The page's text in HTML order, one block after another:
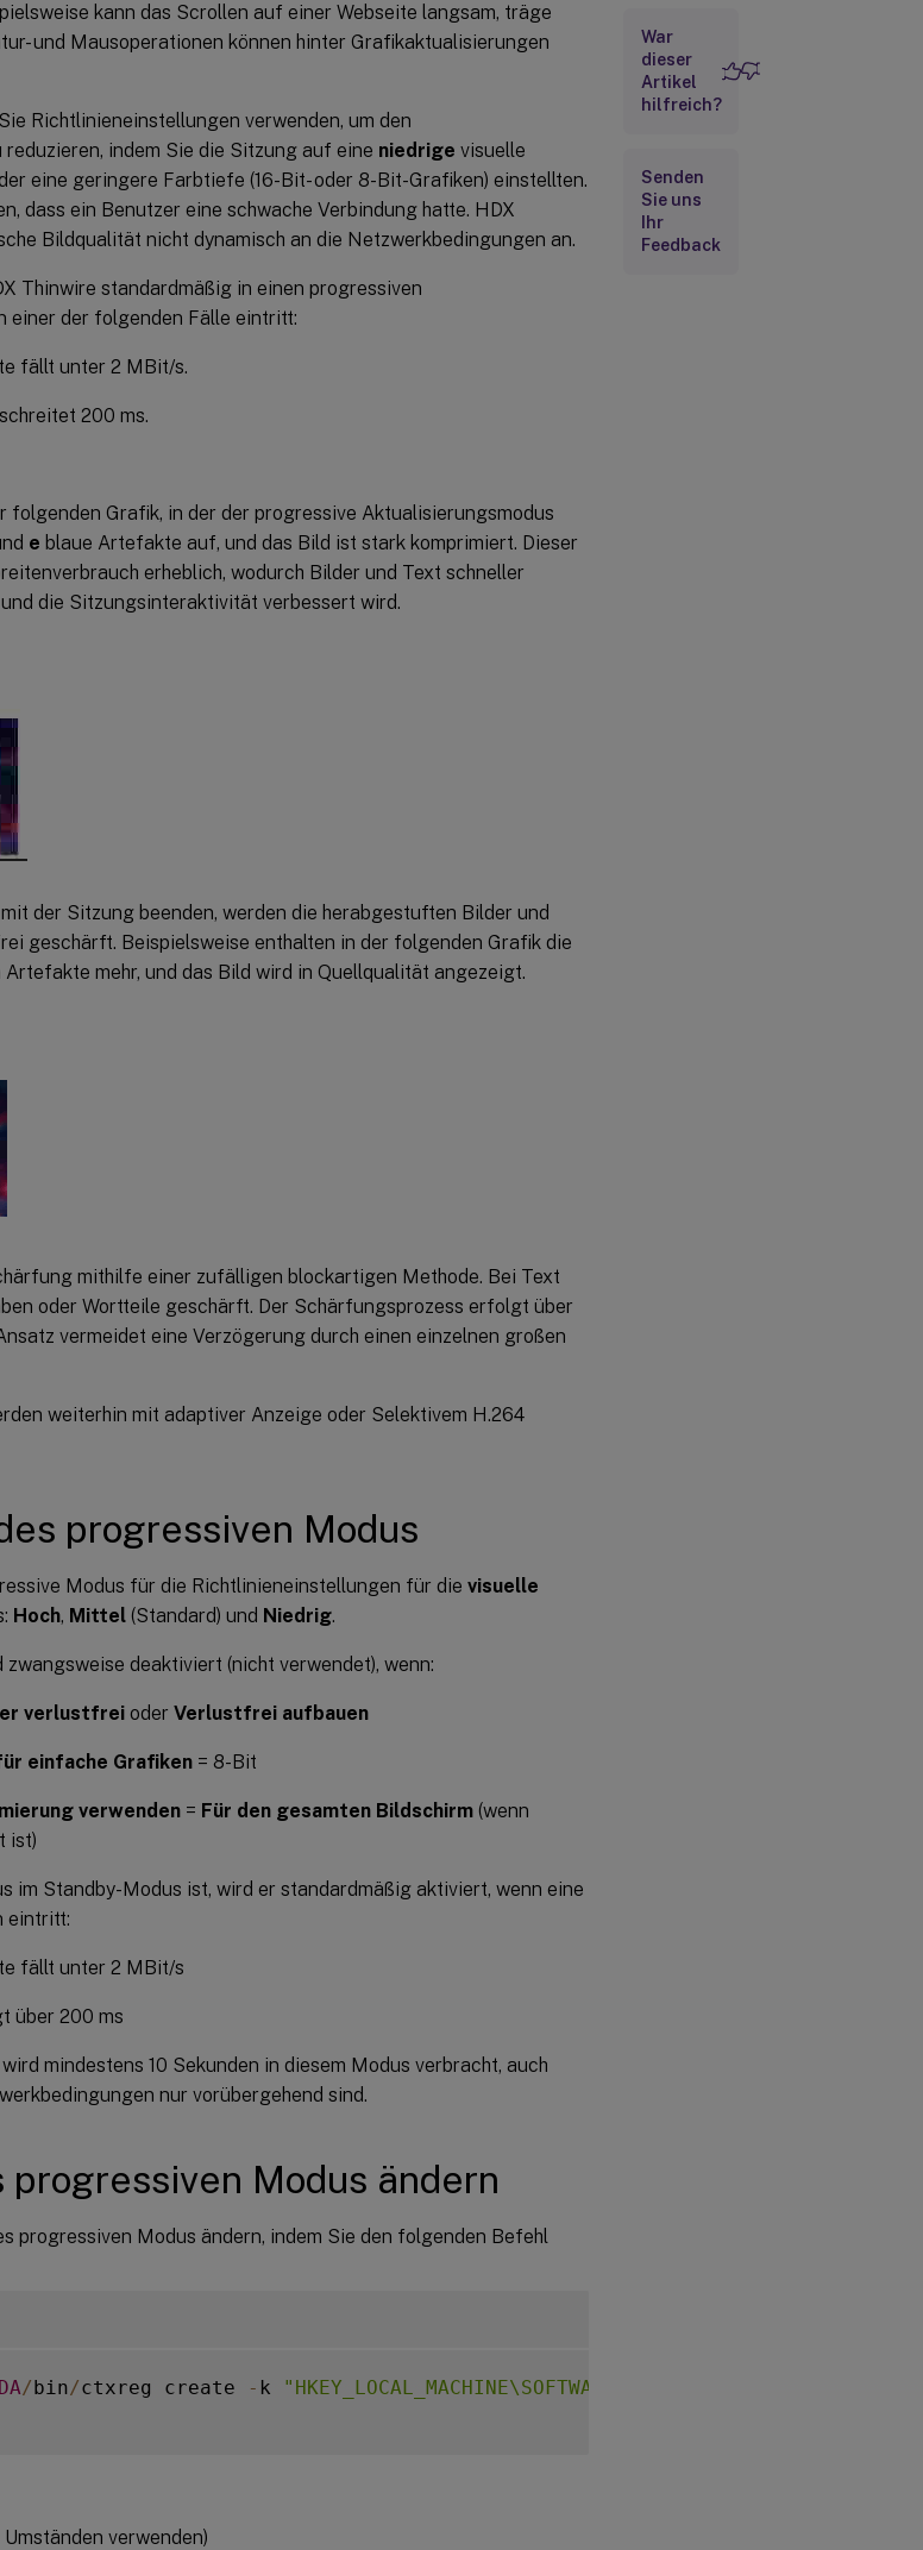
kann das Scrollen auf einer Webseite langsam, träge
und Mausoperationen können hinter Grafikaktualisierungen
Richtlinieneinstellungen verwenden, um den
indem Sie die Sitzung auf eine niedrige visuelle
eine geringere Farbtiefe (16-Bit- oder 8-Bit-Grafiken) einstellten.
dass ein Benutzer eine schwache Verbindung hatte. HDX
Bildqualität nicht dynamisch an die Netzwerkbedingungen an.
Thinwire standardmäßig in einen progressiven
einer der folgenden Fälle eintritt:
fällt unter 2 MBit/s.
200 ms.
folgenden Grafik, in der der progressive Aktualisierungsmodus
e blaue Artefakte auf, und das Bild ist stark komprimiert. Dieser
erheblich, wodurch Bilder und Text schneller
die Sitzungsinteraktivität verbessert wird.
der Sitzung beenden, werden die herabgestuften Bilder und
geschärft. Beispielsweise enthalten in der folgenden Grafik die
mehr, und das Bild wird in Quellqualität angezeigt.
mithilfe einer zufälligen blockartigen Methode. Bei Text
oder Wortteile geschärft. Der Schärfungsprozess erfolgt über
vermeidet eine Verzögerung durch einen einzelnen großen
weiterhin mit adaptiver Anzeige oder Selektivem H.264
progressiven Modus
Modus für die Richtlinieneinstellungen für die visuelle
Hoch, Mittel (Standard) und Niedrig.
deaktiviert (nicht verwendet), wenn:
verlustfrei oder Verlustfrei aufbauen
einfache Grafiken = 8-Bit
verwenden = Für den gesamten Bildschirm (wenn
ist)
im Standby-Modus ist, wird er standardmäßig aktiviert, wenn eine
eintritt:
fällt unter 2 MBit/s
über 200 ms
mindestens 10 Sekunden in diesem Modus verbracht, auch
nur vorübergehend sind.
Modus ändern
progressiven Modus ändern, indem Sie den folgenden Befehl
/bin/ctxreg create - k
verwenden)
War
dieser
Artikel
hilfreich?
Senden
Sie uns
Ihr
Feedback